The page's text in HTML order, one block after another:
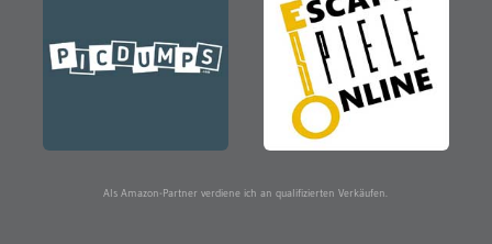
Als Amazon-Partner verdiene ich an qualifizierten Verkäufen.